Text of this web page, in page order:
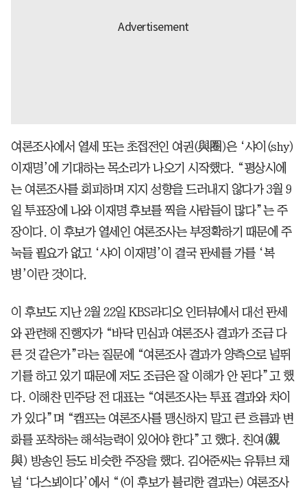
여론조사에서 열세 또는 초접전인 여권(與圈)은 ‘샤이(shy)
이재명’에 기대하는 목소리가 나오기 시작했다. “평상시에
는 여론조사를 회피하며 지지 성향을 드러내지 않다가 3월 9
일 투표장에 나와 이재명 후보를 찍을 사람들이 많다”는 주
장이다. 이 후보가 열세인 여론조사는 부정확하기 때문에 주
눅들 필요가 없고 ‘샤이 이재명’이 결국 판세를 가를 ‘복
병’이란 것이다.
이 후보도 지난 2월 22일 KBS라디오 인터뷰에서 대선 판세
와 관련해 진행자가 “바닥 민심과 여론조사 결과가 조금 다
른 것 같은가”라는 질문에 “여론조사 결과가 양측으로 널뛰
기를 하고 있기 때문에 저도 조금은 잘 이해가 안 된다”고 했
다. 이해찬 민주당 전 대표는 “여론조사는 투표 결과와 차이
가 있다”며 “캠프는 여론조사를 맹신하지 말고 큰 흐름과 변
화를 포착하는 해석능력이 있어야 한다”고 했다. 친여(親
與) 방송인 등도 비슷한 주장을 했다. 김어준씨는 유튜브 채
널 ‘다스뵈이다’에서 “(이 후보가 불리한 결과는) 여론조사